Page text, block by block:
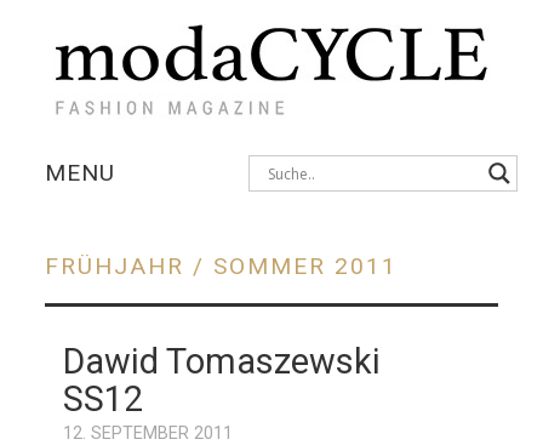
MENU
FOTOSTRECKEN
INTERVIEWS
FRÜHJAHR / SOMMER 2011
Dawid Tomaszewski
SS12
12. SEPTEMBER 2011